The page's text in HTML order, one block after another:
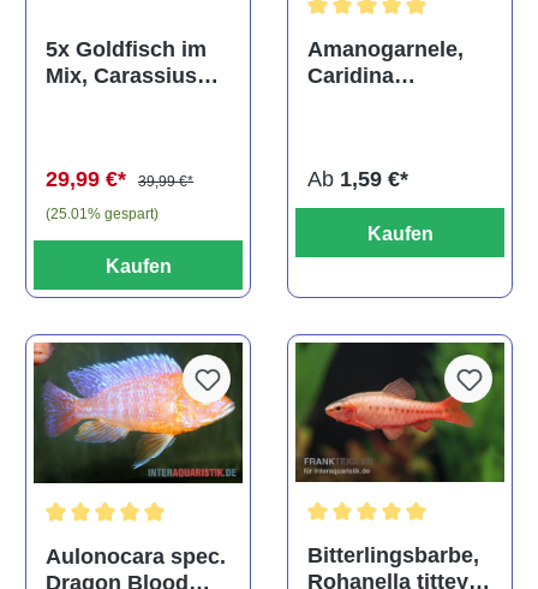
5x Goldfisch im
Mix, Carassius
29,99 €*
39,99 €*
(25.01% gespart)
Kaufen
Amanogarnele,
Caridina
Ab 1,59 €*
Kaufen
Durchschnittliche Bewertung von 5 von 5 Sternen
Aulonocara spec.
Dragon Blood
Bitterlingsbarbe,
Rohanella titteya,